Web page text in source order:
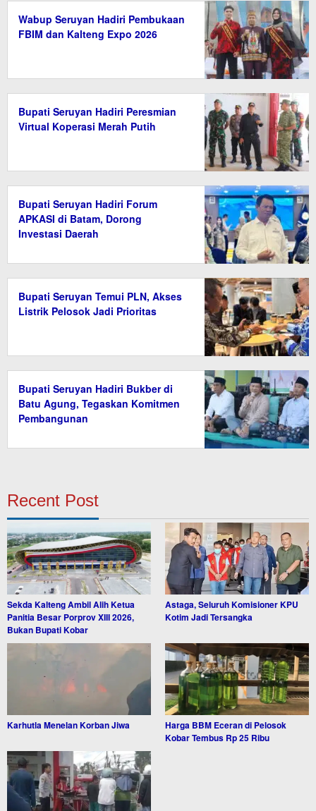
Wabup Seruyan Hadiri Pembukaan
FBIM dan Kalteng Expo 2026
Bupati Seruyan Hadiri Peresmian
Virtual Koperasi Merah Putih
Bupati Seruyan Hadiri Forum
APKASI di Batam, Dorong
Investasi Daerah
Bupati Seruyan Temui PLN, Akses
Listrik Pelosok Jadi Prioritas
Bupati Seruyan Hadiri Bukber di
Batu Agung, Tegaskan Komitmen
Pembangunan
Recent Post
Sekda Kalteng Ambil Alih Ketua
Panitia Besar Porprov XIII 2026,
Bukan Bupati Kobar
Astaga, Seluruh Komisioner KPU
Kotim Jadi Tersangka
Karhutla Menelan Korban Jiwa
Harga BBM Eceran di Pelosok
Kobar Tembus Rp 25 Ribu